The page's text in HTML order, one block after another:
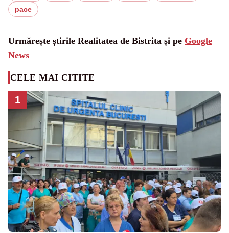
pace
Urmărește știrile Realitatea de Bistrita și pe Google
News
CELE MAI CITITE
1